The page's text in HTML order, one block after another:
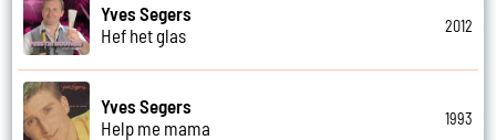
Yves Segers
Hef het glas
2012
Yves Segers
Help me mama
1993